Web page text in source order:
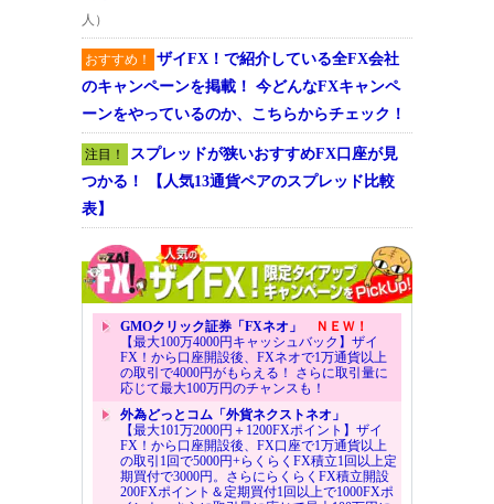
人）
おすすめ！
ザイFX！で紹介している全FX会社
のキャンペーンを掲載！ 今どんなFXキャンペ
ーンをやっているのか、こちらからチェック！
注目！
スプレッドが狭いおすすめFX口座が見
つかる！ 【人気13通貨ペアのスプレッド比較
表】
GMOクリック証券「FXネオ」
ＮＥＷ！
【最大100万4000円キャッシュバック】ザイ
FX！から口座開設後、FXネオで1万通貨以上
の取引で4000円がもらえる！ さらに取引量に
応じて最大100万円のチャンスも！
外為どっとコム「外貨ネクストネオ」
【最大101万2000円＋1200FXポイント】ザイ
FX！から口座開設後、FX口座で1万通貨以上
の取引1回で5000円+らくらくFX積立1回以上定
期買付で3000円。さらにらくらくFX積立開設
200FXポイント＆定期買付1回以上で1000FXポ